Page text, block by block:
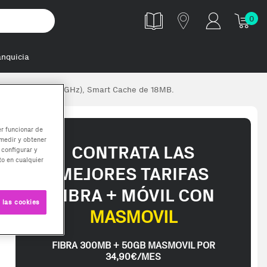
0
desde 2.2GHz), Smart Cache de 18MB.
CONTRATA LAS
MEJORES TARIFAS
FIBRA + MÓVIL CON
MASMOVIL
FIBRA 300MB + 50GB MASMOVIL POR
34,90€/MES
funcionar de
y obtener
y
en cualquier
cookies